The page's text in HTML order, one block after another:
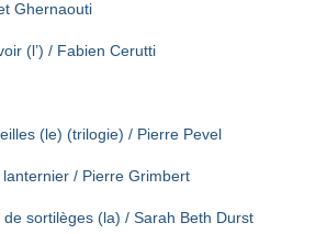
Ghernaouti
(l’) / Fabien Cerutti
(le) (trilogie) / Pierre Pevel
lanternier / Pierre Grimbert
de sortilèges (la) / Sarah Beth Durst